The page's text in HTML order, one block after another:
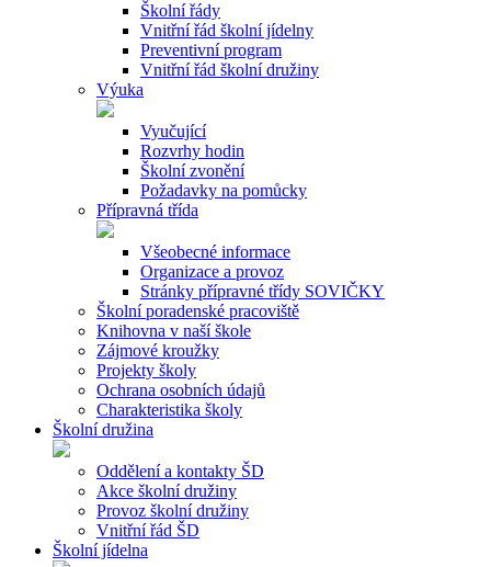
Školní řády
Vnitřní řád školní jídelny
Preventivní program
Vnitřní řád školní družiny
Výuka
Vyučující
Rozvrhy hodin
Školní zvonění
Požadavky na pomůcky
Přípravná třída
Všeobecné informace
Organizace a provoz
Stránky přípravné třídy SOVIČKY
Školní poradenské pracoviště
Knihovna v naší škole
Zájmové kroužky
Projekty školy
Ochrana osobních údajů
Charakteristika školy
Školní družina
Oddělení a kontakty ŠD
Akce školní družiny
Provoz školní družiny
Vnitřní řád ŠD
Školní jídelna